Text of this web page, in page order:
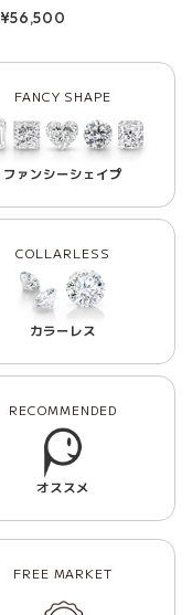
¥56,500
FANCY SHAPE
ファンシーシェイプ
COLLARLESS
カラーレス
RECOMMENDED
オススメ
FREE MARKET